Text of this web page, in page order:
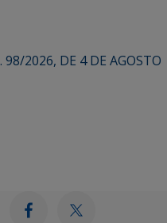
2026, DE 4 DE AGOSTO